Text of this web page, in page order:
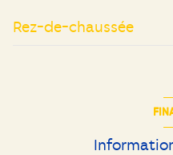
Rez-de-chaussée